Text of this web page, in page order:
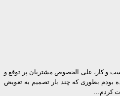
علی الخصوص مشتریان پر توقع و
که چند بار تصمیم به تعویض